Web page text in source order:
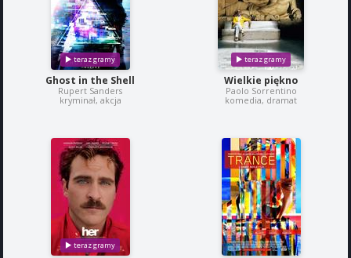
Ghost in the Shell
Rupert Sanders
kryminał, akcja
Wielkie piękno
Paolo Sorrentino
komedia, dramat